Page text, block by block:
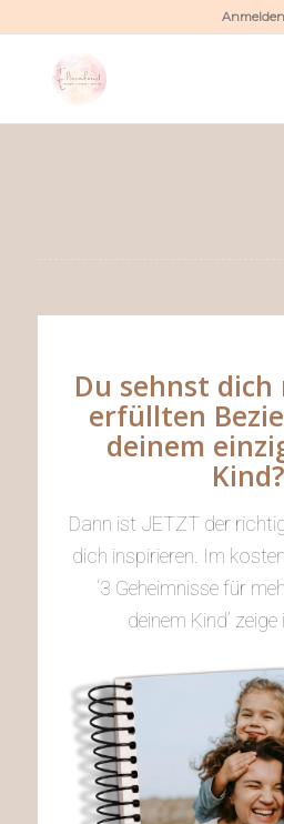
Anmelden
Du sehnst
erfüllten
deinem
Kind?
Dann ist JETZT der
dich inspirieren. Im
‘3 Geheimnisse für
deinem Kind’